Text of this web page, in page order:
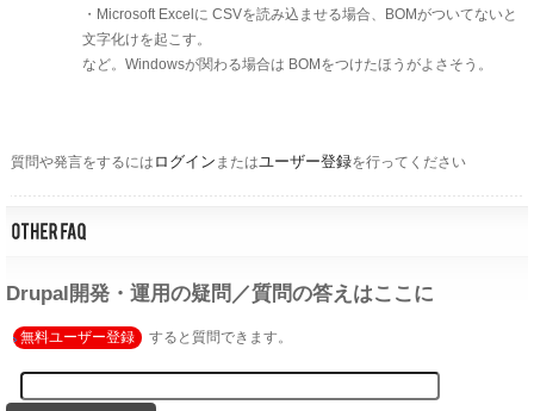
・Microsoft Excelに CSVを読み込ませる場合、BOMがついてないと
文字化けを起こす。
​など。Windowsが関わる場合は BOMをつけたほうがよさそう。
質問や発言をするには ログイン またはユーザー登録を行ってください
Drupal開発・運用の疑問／質問の答えはここに
無料ユーザー登録 すると質問できます。